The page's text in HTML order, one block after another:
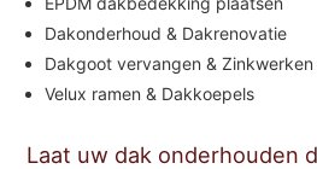
Dakonderhoud & Dakrenovatie
Dakgoot vervangen & Zinkwerken
Velux ramen & Dakkoepels
Laat uw dak onderhouden